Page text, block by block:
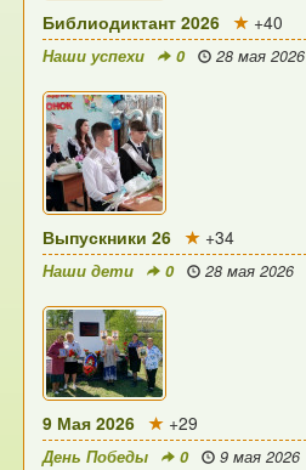
Библиодиктант 2026 +40
Наши успехи 0 28 мая 2026
Выпускники 26 +34
Наши дети 0 28 мая 2026
9 Мая 2026 +29
День Победы 0 9 мая 2026